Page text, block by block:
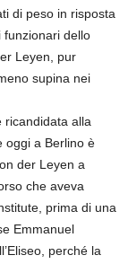
di peso in risposta
funzionari dello
Leyen, pur
supina nei
ricandidata alla
oggi a Berlino è
der Leyen a
che aveva
prima di una
Emmanuel
perché la